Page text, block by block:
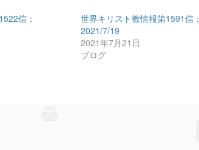
信：
世界キリスト教情報第1591信：
2021/7/19
2021年7月21日
ブログ